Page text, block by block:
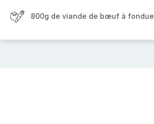
800g de viande de bœuf à fondue